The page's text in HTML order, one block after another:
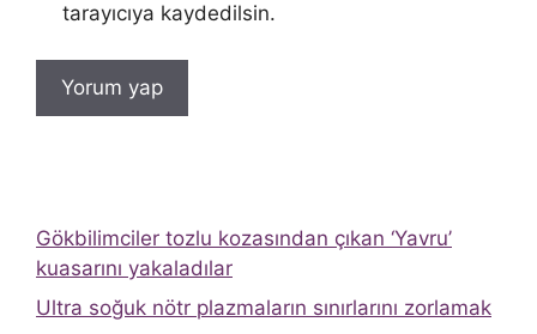
tarayıcıya kaydedilsin.
Gökbilimciler tozlu kozasından çıkan ‘Yavru’
kuasarını yakaladılar
Ultra soğuk nötr plazmaların sınırlarını zorlamak